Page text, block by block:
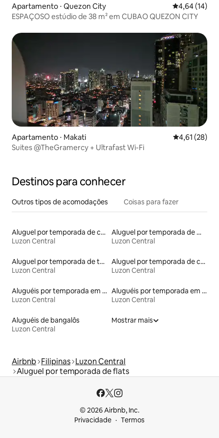
Apartamento ⋅ Quezon City 4,64 de uma
4,64 (14)
ESPAÇOSO estúdio de 38 m² em CUBAO QUEZON CITY
Apartamento ⋅ Makati 4,61 de uma
4,61 (28)
Suites @TheGramercy + Ultrafast Wi-Fi
Destinos para conhecer
Outros tipos de acomodações Coisas para fazer
Aluguel por temporada de casas de veraneio
Luzon Central
Aluguel por temporada de microcasas
Luzon Central
Aluguel por temporada de townhouses
Luzon Central
Aluguel por temporada de casas de hóspedes
Luzon Central
Aluguéis por temporada em hotéis-fazenda
Luzon Central
Aluguéis por temporada em albergue
Luzon Central
Aluguéis de bangalôs
Luzon Central
Mostrar mais
Airbnb Filipinas Luzon Central
Aluguel por temporada de flats
© 2026 Airbnb, Inc.
Privacidade
Termos